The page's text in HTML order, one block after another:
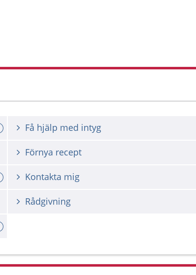
Få hjälp med intyg
Förnya recept
Kontakta mig
Rådgivning